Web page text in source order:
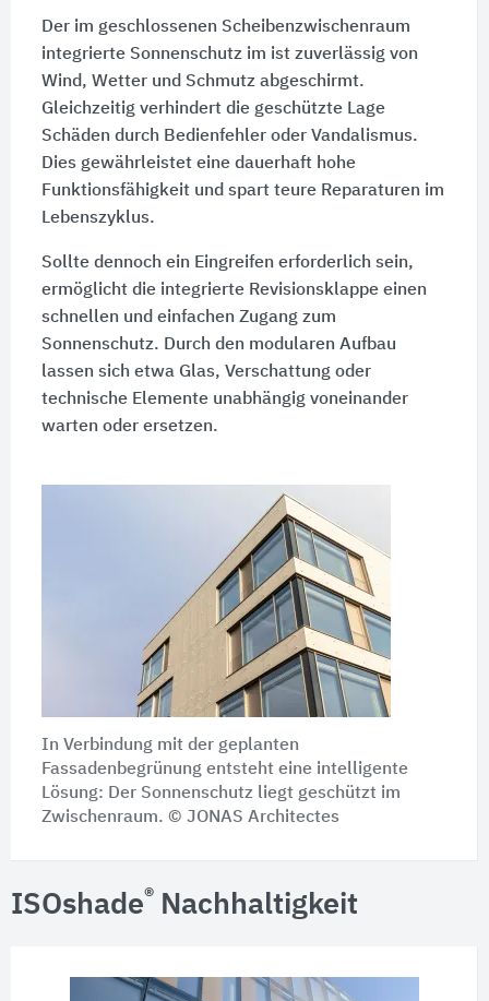
Der im geschlossenen Scheibenzwischenraum
integrierte Sonnenschutz im ist zuverlässig von
Wind, Wetter und Schmutz abgeschirmt.
Gleichzeitig verhindert die geschützte Lage
Schäden durch Bedienfehler oder Vandalismus.
Dies gewährleistet eine dauerhaft hohe
Funktionsfähigkeit und spart teure Reparaturen im
Lebenszyklus.
Sollte dennoch ein Eingreifen erforderlich sein,
ermöglicht die integrierte Revisionsklappe einen
schnellen und einfachen Zugang zum
Sonnenschutz. Durch den modularen Aufbau
lassen sich etwa Glas, Verschattung oder
technische Elemente unabhängig voneinander
warten oder ersetzen.
In Verbindung mit der geplanten
Fassadenbegrünung entsteht eine intelligente
Lösung: Der Sonnenschutz liegt geschützt im
Zwischenraum. © JONAS Architectes
ISOshade® Nachhaltigkeit